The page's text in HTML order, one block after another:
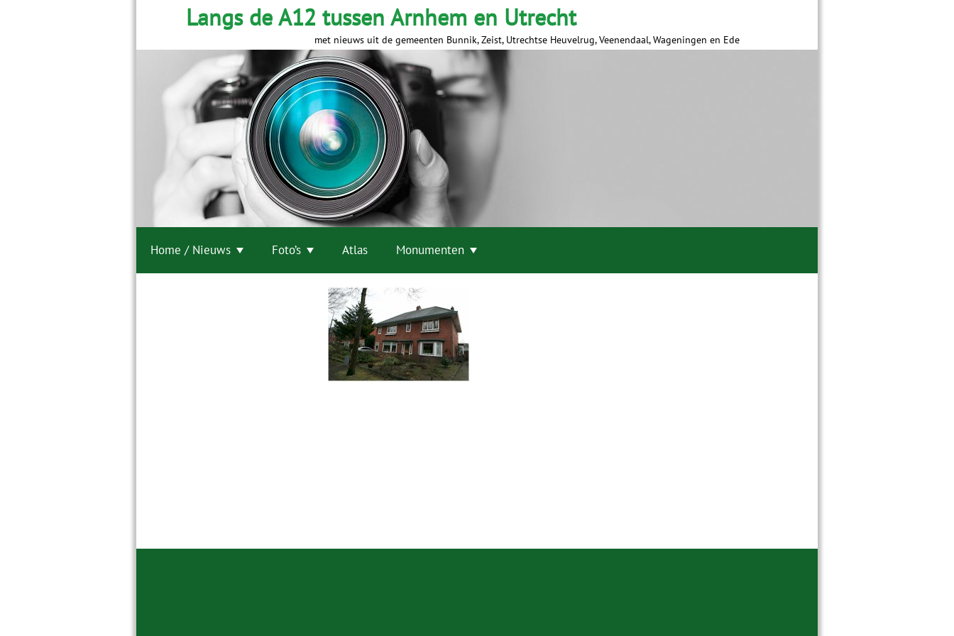
Langs de A12 tussen Arnhem en Utrecht
met nieuws uit de gemeenten Bunnik, Zeist, Utrechtse Heuvelrug, Veenendaal, Wageningen en Ede
Home / Nieuws Foto’s Atlas Monumenten